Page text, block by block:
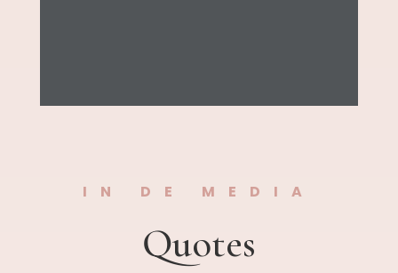
IN DE MEDIA
Quotes